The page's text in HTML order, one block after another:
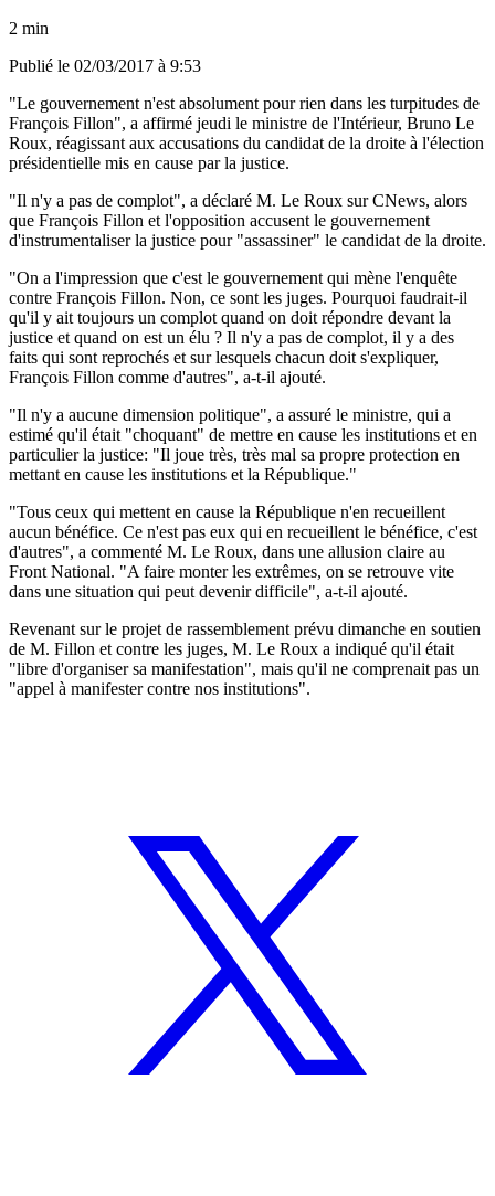
2 min
Publié le 02/03/2017 à 9:53
"Le gouvernement n'est absolument pour rien dans les turpitudes de
François Fillon", a affirmé jeudi le ministre de l'Intérieur, Bruno Le
Roux, réagissant aux accusations du candidat de la droite à l'élection
présidentielle mis en cause par la justice.
"Il n'y a pas de complot", a déclaré M. Le Roux sur CNews, alors
que François Fillon et l'opposition accusent le gouvernement
d'instrumentaliser la justice pour "assassiner" le candidat de la droite.
"On a l'impression que c'est le gouvernement qui mène l'enquête
contre François Fillon. Non, ce sont les juges. Pourquoi faudrait-il
qu'il y ait toujours un complot quand on doit répondre devant la
justice et quand on est un élu ? Il n'y a pas de complot, il y a des
faits qui sont reprochés et sur lesquels chacun doit s'expliquer,
François Fillon comme d'autres", a-t-il ajouté.
"Il n'y a aucune dimension politique", a assuré le ministre, qui a
estimé qu'il était "choquant" de mettre en cause les institutions et en
particulier la justice: "Il joue très, très mal sa propre protection en
mettant en cause les institutions et la République."
"Tous ceux qui mettent en cause la République n'en recueillent
aucun bénéfice. Ce n'est pas eux qui en recueillent le bénéfice, c'est
d'autres", a commenté M. Le Roux, dans une allusion claire au
Front National. "A faire monter les extrêmes, on se retrouve vite
dans une situation qui peut devenir difficile", a-t-il ajouté.
Revenant sur le projet de rassemblement prévu dimanche en soutien
de M. Fillon et contre les juges, M. Le Roux a indiqué qu'il était
"libre d'organiser sa manifestation", mais qu'il ne comprenait pas un
"appel à manifester contre nos institutions".